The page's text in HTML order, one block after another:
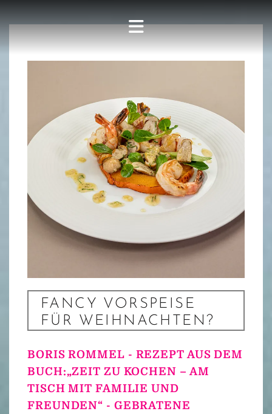
FANCY VORSPEISE
FÜR WEIHNACHTEN?
BORIS ROMMEL - REZEPT AUS DEM
BUCH:„ZEIT ZU KOCHEN – AM
TISCH MIT FAMILIE UND
FREUNDEN“ - GEBRATENE